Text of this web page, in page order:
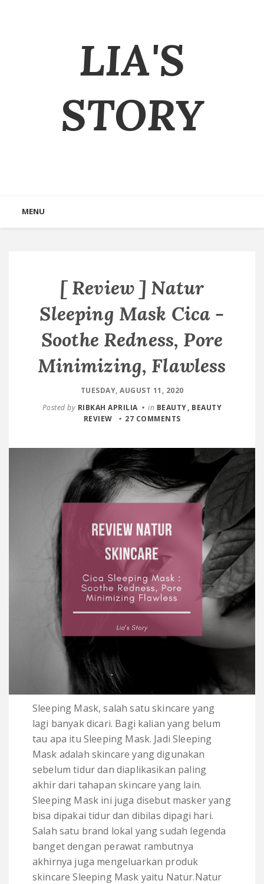
LIA'S
STORY
MENU
[ Review ] Natur
Sleeping Mask Cica -
Soothe Redness, Pore
Minimizing, Flawless
TUESDAY, AUGUST 11, 2020
Posted by RIBKAH APRILIA in BEAUTY BEAUTY
REVIEW
27 COMMENTS
Sleeping Mask, salah satu skincare yang
lagi banyak dicari. Bagi kalian yang belum
tau apa itu Sleeping Mask. Jadi Sleeping
Mask adalah skincare yang digunakan
sebelum tidur dan diaplikasikan paling
akhir dari tahapan skincare yang lain.
Sleeping Mask ini juga disebut masker yang
bisa dipakai tidur dan dibilas dipagi hari.
Salah satu brand lokal yang sudah legenda
banget dengan perawat rambutnya
akhirnya juga mengeluarkan produk
skincare Sleeping Mask yaitu Natur.Natur